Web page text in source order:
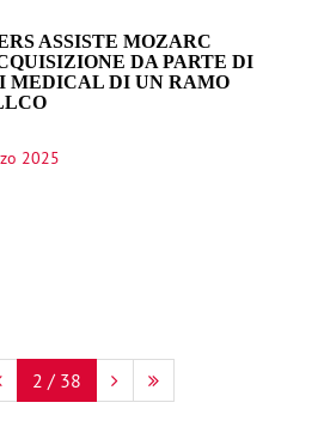
ASSISTE MOZARC
DA PARTE DI
MEDICAL DI UN RAMO
2025
2 / 38